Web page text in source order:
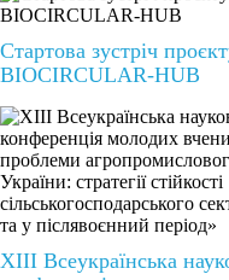
Стартова зустріч
BIOCIRCULAR-HUB
ХІІІ Всеукраїнська